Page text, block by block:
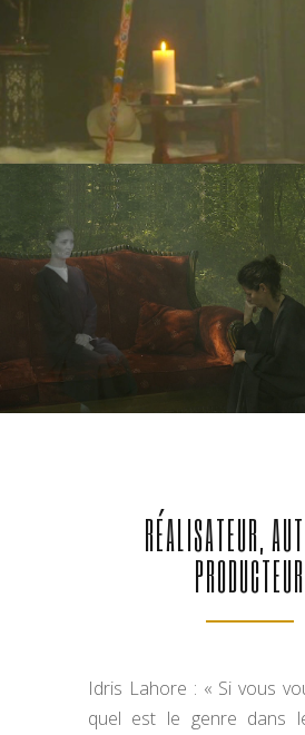
RÉALISATEUR,
PRODUCTEUR
Idris Lahore : « Si vous
quel est le genre dans